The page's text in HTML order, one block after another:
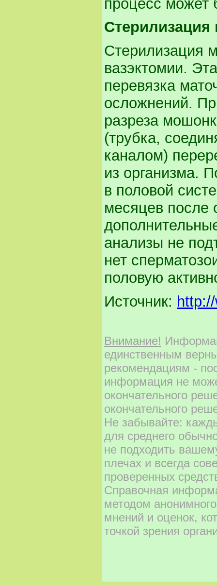
процесс может
Стерилизация
вазэктомии.
перевязка
осложнений.
разреза
(трубка,
каналом)
из организма.
в половой
месяцев после
анализы не
нет
половую
Источник:
Внимание!
единственным
рекомендациям -
информация не
окончательного
окончательного
Не забывайте:
для среднего
не подходить
плечах и всегда
проверенных
Справочная
методом
мнений и оценок,
точкой зрения